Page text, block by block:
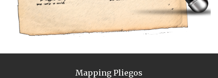
Mapping Pliegos